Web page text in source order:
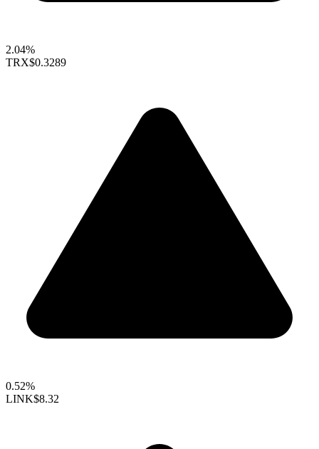
2.04%
TRX$0.3289
0.52%
LINK$8.32